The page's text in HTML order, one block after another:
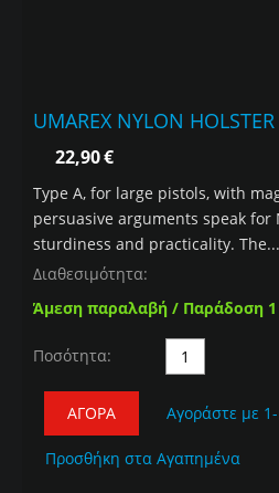
UMAREX NYLON
22,90€
Type A, for large pistols, with
persuasive arguments speak for
sturdiness and practicality. The...
Διαθεσιμότητα:
Άμεση παραλαβή / Παράδοση 1
Ποσότητα:
ΑΓΟΡΆ Αγοράστε με 1-
Προσθήκη στα Αγαπημένα